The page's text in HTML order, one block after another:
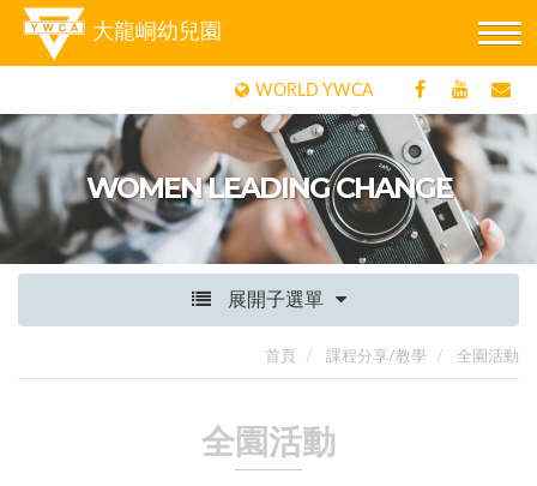
大龍峒幼兒園
WORLD YWCA
WOMEN LEADING CHANGE
展開子選單
首頁 課程分享/教學 全園活動
全園活動